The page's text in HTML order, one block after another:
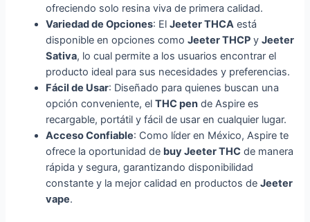
ofreciendo solo resina viva de primera calidad.
Variedad de Opciones: ElJeeter THCA está
disponible en opciones comoJeeter THCP yJeeter
Sativa, lo cual permite a los usuarios encontrar el
producto ideal para sus necesidades y preferencias.
Fácil de Usar: Diseñado para quienes buscan una
opción conveniente, elTHC pen de Aspire es
recargable, portátil y fácil de usar en cualquier lugar.
Acceso Confiable: Como líder en México, Aspire te
ofrece la oportunidad de buy Jeeter THC de manera
rápida y segura, garantizando disponibilidad
constante y la mejor calidad en productos deJeeter
vape.